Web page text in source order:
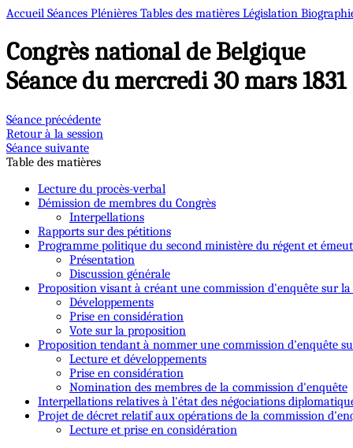
Accueil Séances Plénières Tables des matières Législation
Congrès national de Belgique
Séance du mercredi 30 mars 1831
Séance précédente
Retour à la session
Séance suivante
Table des matières
Lecture du procès-verbal
Démission de membres du Congrès
Interpellations
Rapports sur des pétitions
Programme politique du second ministère du régent et
Présentation
Discussion générale
Proposition visant à créant une commission d'enquête sur
Développements
Prise en considération
Vote sur la proposition
Proposition tendant à nommer une commission d'enquête
Lecture et développements
Prise en considération
Nomination des membres de la commission d'enquête
Interpellations relatives à l'état des négociations
Projet de décret relatif aux opérations de la commission
Lecture et prise en considération